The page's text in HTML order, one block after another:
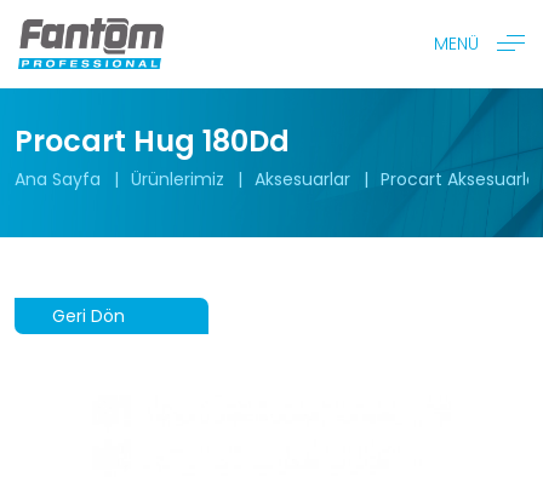
MENÜ
Procart Hug 180Dd
Ana Sayfa Ürünlerimiz Aksesuarlar Procart
Geri Dön